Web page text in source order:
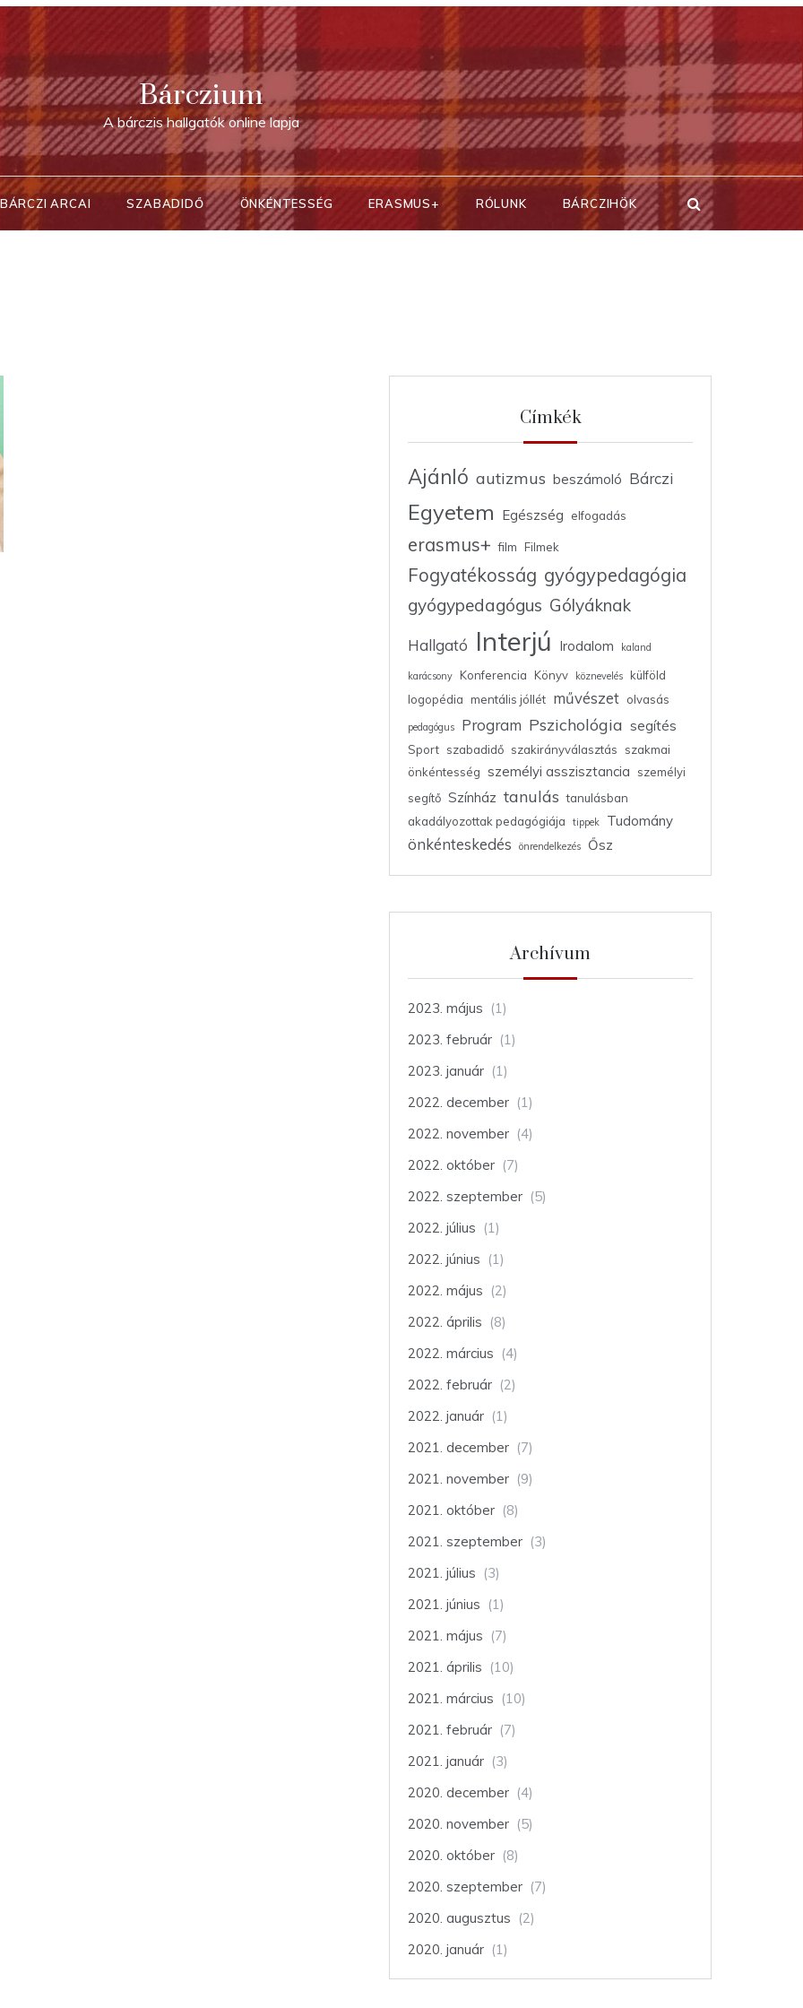
Bárczium
A bárczis hallgatók online lapja
BÁRCZI ARCAI SZABADIDŐ ÖNKÉNTESSÉG ERASMUS+ RÓLUNK BÁRCZIHÖK
Címkék
Ajánló autizmus beszámoló Bárczi
Egyetem Egészség elfogadás
erasmus+ film Filmek
Fogyatékosság gyógypedagógia
gyógypedagógus Gólyáknak
Hallgató Interjú Irodalom kaland
karácsony Konferencia Könyv köznevelés
külföld
logopédia mentális jóllét művészet olvasás
pedagógus Program Pszichológia segítés
Sport szabadidő szakirányválasztás
szakmai
önkéntesség személyi asszisztancia
személyi
segítő Színház tanulás tanulásban
akadályozottak pedagógiája
tippek Tudomány
önkénteskedés önrendelkezés Ősz
Archívum
2023. május (1)
2023. február (1)
2023. január (1)
2022. december (1)
2022. november (4)
2022. október (7)
2022. szeptember (5)
2022. július (1)
2022. június (1)
2022. május (2)
2022. április (8)
2022. március (4)
2022. február (2)
2022. január (1)
2021. december (7)
2021. november (9)
2021. október (8)
2021. szeptember (3)
2021. július (3)
2021. június (1)
2021. május (7)
2021. április (10)
2021. március (10)
2021. február (7)
2021. január (3)
2020. december (4)
2020. november (5)
2020. október (8)
2020. szeptember (7)
2020. augusztus (2)
2020. január (1)